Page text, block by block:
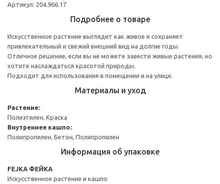
Артикул: 204.966.17
Подробнее о товаре
Искусственное растение выглядит как живое и сохраняет
привлекательный и свежий внешний вид на долгие годы.
Отличное решение, если вы не можете завести живые растения, но
хотите наслаждаться красотой природы.
Подходит для использования в помещении и на улице.
Материалы и уход
Растение:
Полиэтилен, Краска
Внутреннее кашпо:
Полипропилен, Бетон, Полипропилен
Информация об упаковке
FEJKA ФЕЙКА
Искусственное растение и кашпо